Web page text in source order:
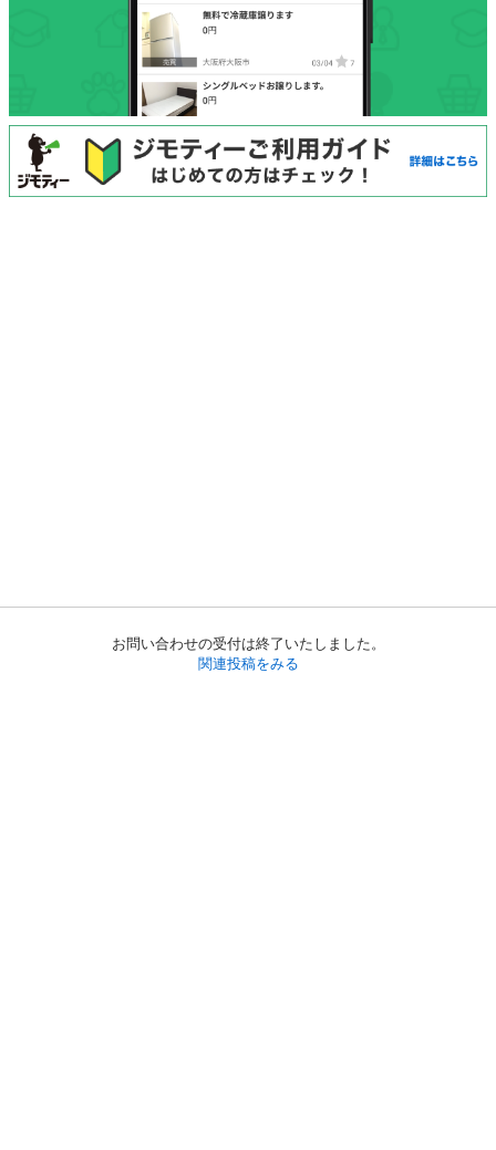
お問い合わせの受付は終了いたしました。
関連投稿をみる